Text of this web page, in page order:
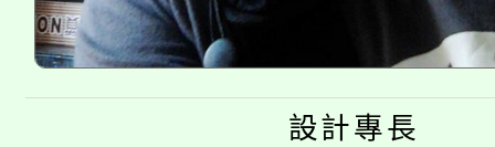
設計專長